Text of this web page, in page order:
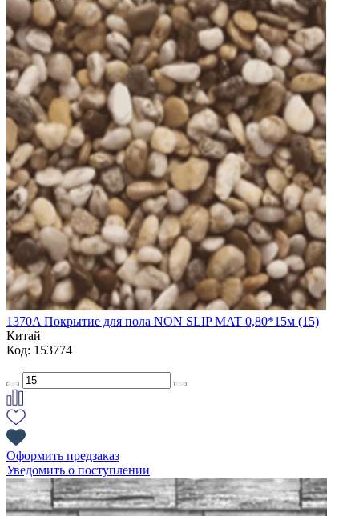
1370A Покрытие для пола NON SLIP MAT 0,80*15м (15)
Китай
Код: 153774
Оформить предзаказ
Уведомить о поступлении